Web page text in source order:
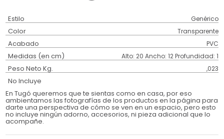
Estilo Genérico
Color Transparente
Acabado PVC
Medidas (en cm) Alto: 20 Ancho: 12 Profundidad: 1
Peso Neto Kg. ,023
No Incluye
En Tugó queremos que te sientas como en casa, por eso
ambientamos las fotografías de los productos en la página para
darte una perspectiva de cómo se ven en un espacio, pero esto
no incluye ningún adorno, accesorios, ni pieza adicional que lo
acompañe.